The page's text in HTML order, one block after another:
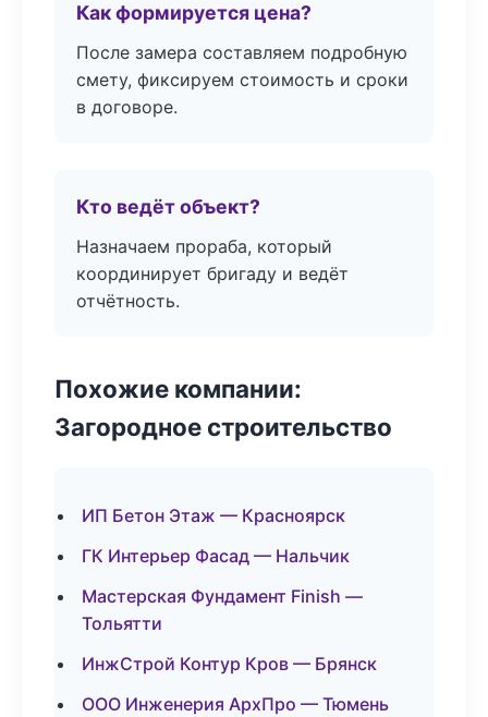
Как формируется цена?
После замера составляем подробную
смету, фиксируем стоимость и сроки
в договоре.
Кто ведёт объект?
Назначаем прораба, который
координирует бригаду и ведёт
отчётность.
Похожие компании:
Загородное строительство
ИП Бетон Этаж — Красноярск
ГК Интерьер Фасад — Нальчик
Мастерская Фундамент Finish —
Тольятти
ИнжСтрой Контур Кров — Брянск
ООО Инженерия АрхПро — Тюмень